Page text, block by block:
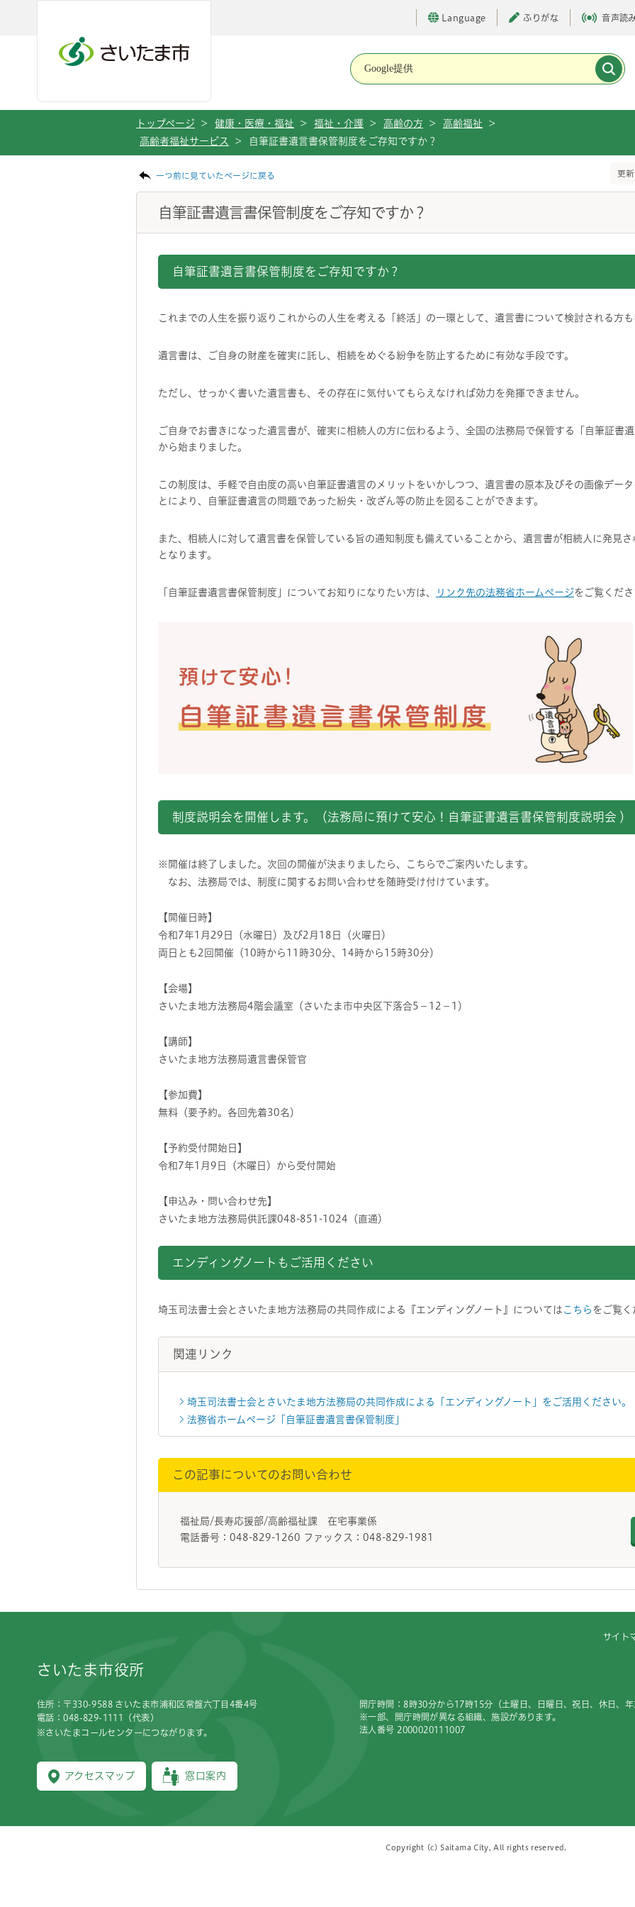
Language ふりがな 音声読
トップページ > 健康・医療・福祉 > 福祉・介護 > 高齢の方 > 高齢福祉
>
高齢者福祉サービス
> 自筆証書遺言書保管制度をご存知ですか？
一つ前に見ていたページに戻る 更
自筆証書遺言書保管制度をご存知ですか？
自筆証書遺言書保管制度をご存知ですか？
これまでの人生を振り返りこれからの人生を考える「終活」の一環として、遺言書について検討される方
遺言書は、ご自身の財産を確実に託し、相続をめぐる紛争を防止するために有効な手段です。
ただし、せっかく書いた遺言書も、その存在に気付いてもらえなければ効力を発揮できません。
ご自身でお書きになった遺言書が、確実に相続人の方に伝わるよう、全国の法務局で保管する「自筆証書
から始まりました。
この制度は、手軽で自由度の高い自筆証書遺言のメリットをいかしつつ、遺言書の原本及びその画像デー
とにより、自筆証書遺言の問題であった紛失・改ざん等の防止を図ることができます。
また、相続人に対して遺言書を保管している旨の通知制度も備えていることから、遺言書が相続人に発見
となります。
「自筆証書遺言書保管制度」についてお知りになりたい方は、 リンク先の法務省ホームページをご覧くだ
制度説明会を開催します。（法務局に預けて安心！自筆証書遺言書保管制度説明会
※開催は終了しました。次回の開催が決まりましたら、こちらでご案内いたします。
なお、法務局では、制度に関するお問い合わせを随時受け付けています。
【開催日時】
令和7年1月29日（水曜日）及び2月18日（火曜日）
両日とも2回開催（10時から11時30分、14時から15時30分）
【会場】
さいたま地方法務局4階会議室（さいたま市中央区下落合5－12－1）
【講師】
さいたま地方法務局遺言書保管官
【参加費】
無料（要予約。各回先着30名）
【予約受付開始日】
令和7年1月9日（木曜日）から受付開始
【申込み・問い合わせ先】
さいたま地方法務局供託課048-851-1024（直通）
エンディングノートもご活用ください
埼玉司法書士会とさいたま地方法務局の共同作成による『エンディングノート』については こちら をご覧く
関連リンク
埼玉司法書士会とさいたま地方法務局の共同作成による「エンディングノート」をご活用ください。
法務省ホームページ「自筆証書遺言書保管制度」
この記事についてのお問い合わせ
福祉局/長寿応援部/高齢福祉課 在宅事業係
電話番号：048-829-1260 ファックス：048-829-1981
サイト
さいたま市役所
住所：〒330-9588 さいたま市浦和区常盤六丁目4番4号
電話：048-829-1111（代表）
※さいたまコールセンターにつながります。
アクセスマップ 窓口案内
開庁時間：8時30分から17時15分（土曜日、日曜日、祝日、休日、
※一部、開庁時間が異なる組織、施設があります。
法人番号 2000020111007
Copyright (c) Saitama City, All rights reserved.